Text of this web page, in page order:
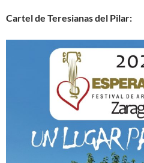
Cartel de Teresianas del Pilar: